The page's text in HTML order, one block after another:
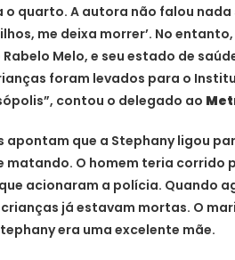
quarto. A autora não falou nada
me deixa morrer’. No
Melo, e seu estado de
foram levados para o
contou o delegado ao
apontam que a Stephany ligou
matando. O homem teria corrido
acionaram a polícia. Quando
já estavam mortas. O
era uma excelente mãe.